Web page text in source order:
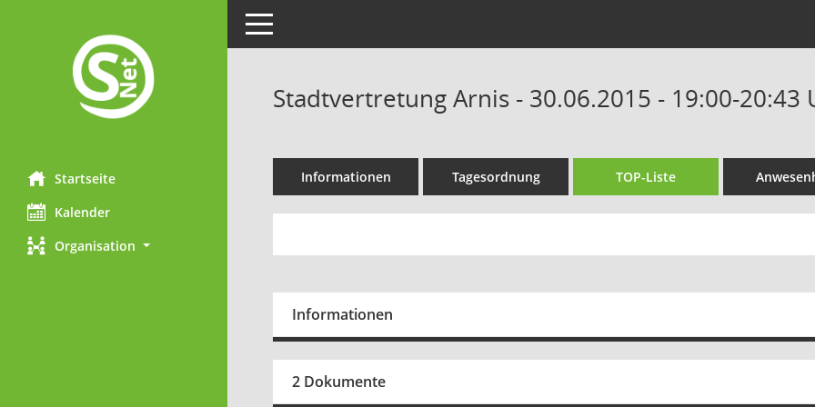
Startseite
Kalender
Organisation
Toggle navigation
Stadtvertretung Arnis - 30.06.2015 - 19:00-20:43
Informationen Tagesordnung TOP-Liste
Informationen
2 Dokumente